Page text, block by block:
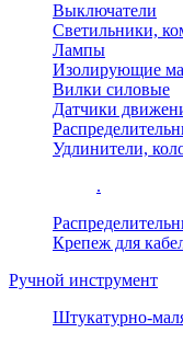
Выключатели
Светильники,
Лампы
Изолирующие
Вилки силовые
Датчики
Удлинители,
.
Крепеж для
Ручной инструмент
Штукатурно-